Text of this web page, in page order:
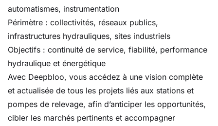
automatismes, instrumentation
Périmètre : collectivités, réseaux publics,
infrastructures hydrauliques, sites industriels
Objectifs : continuité de service, fiabilité, performance
hydraulique et énergétique
Avec Deepbloo, vous accédez à une vision complète
et actualisée de tous les projets liés aux stations et
pompes de relevage, afin d’anticiper les opportunités,
cibler les marchés pertinents et accompagner